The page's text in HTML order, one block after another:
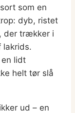
som en
dyb, ristet
der trækker i
lakrids.
lidt
helt tør slå
ud – en